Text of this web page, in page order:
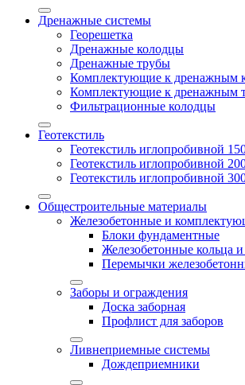
Дренажные системы
Георешетка
Дренажные колодцы
Дренажные трубы
Комплектующие к дренажным
Комплектующие к дренажным
Фильтрационные колодцы
Геотекстиль
Геотекстиль иглопробивной
Геотекстиль иглопробивной
Геотекстиль иглопробивной
Общестроительные материалы
Железобетонные и
Блоки фундаментные
Железобетонные кольца
Перемычки
Заборы и ограждения
Доска заборная
Профлист для заборов
Ливнеприемные системы
Дождеприемники